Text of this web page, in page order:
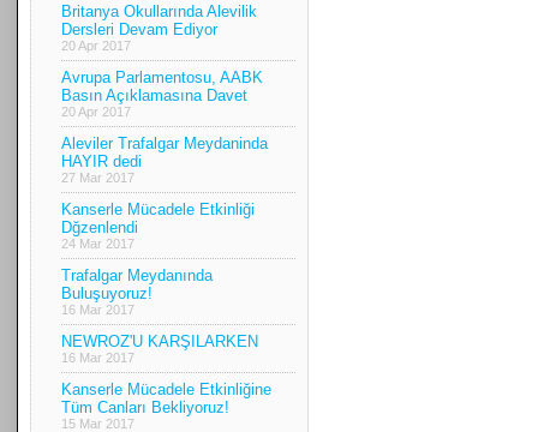
Britanya Okullarında Alevilik
Dersleri Devam Ediyor
20 Apr 2017
Avrupa Parlamentosu, AABK
Basın Açıklamasına Davet
20 Apr 2017
Aleviler Trafalgar Meydaninda
HAYIR dedi
27 Mar 2017
Kanserle Mücadele Etkinliği
Dğzenlendi
24 Mar 2017
Trafalgar Meydanında
Buluşuyoruz!
16 Mar 2017
NEWROZ'U KARŞILARKEN
16 Mar 2017
Kanserle Mücadele Etkinliğine
Tüm Canları Bekliyoruz!
15 Mar 2017